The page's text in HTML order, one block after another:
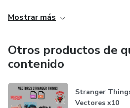
Además, ofrezco una variedad de
están diseñadas para cubrir
presentaciones impactantes,
folletos informativos y mucho más.
ajustes, podrás tener diseños
cuestión de minutos.
Mostrar más
Otros productos de
contenido
Stranger
Vectores x10